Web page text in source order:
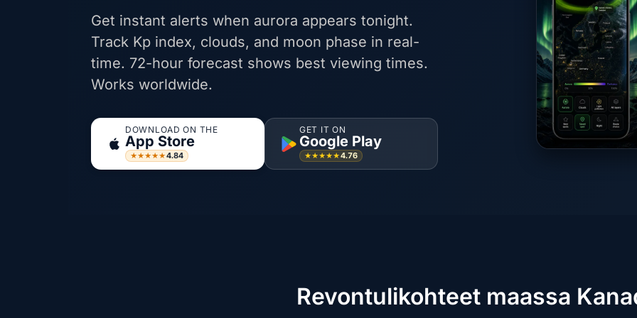
Get instant alerts when aurora appears tonight.
Track Kp index, clouds, and moon phase in real-
time. 72-hour forecast shows best viewing times.
Works worldwide.
DOWNLOAD ON THE
App Store
★★★★★4.84
GET IT ON
Google Play
★★★★★4.76
Revontulikohteet maassa